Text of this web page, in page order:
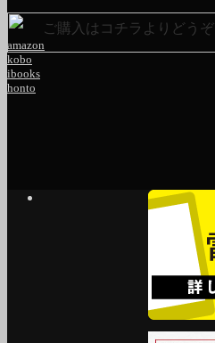
ご購入はコチラよりどうぞ
amazon
kobo
ibooks
honto